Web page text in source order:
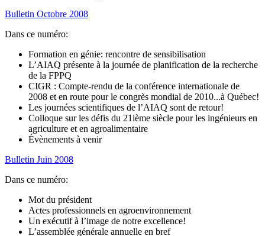
Bulletin Octobre 2008
Dans ce numéro:
Formation en génie: rencontre de sensibilisation
L’AIAQ présente à la journée de planification de la recherche
de la FPPQ
CIGR : Compte-rendu de la conférence internationale de
2008 et en route pour le congrès mondial de 2010...à Québec!
Les journées scientifiques de l’AIAQ sont de retour!
Colloque sur les défis du 21ième siècle pour les ingénieurs en
agriculture et en agroalimentaire
Évènements à venir
Bulletin Juin 2008
Dans ce numéro:
Mot du président
Actes professionnels en agroenvironnement
Un exécutif à l’image de notre excellence!
L’assemblée générale annuelle en bref